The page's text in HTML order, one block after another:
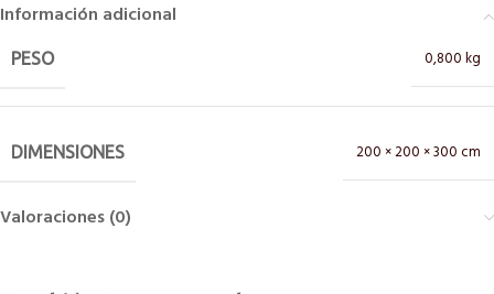
Información adicional
PESO 0,800 kg
DIMENSIONES 200 × 200 × 300 cm
Valoraciones (0)